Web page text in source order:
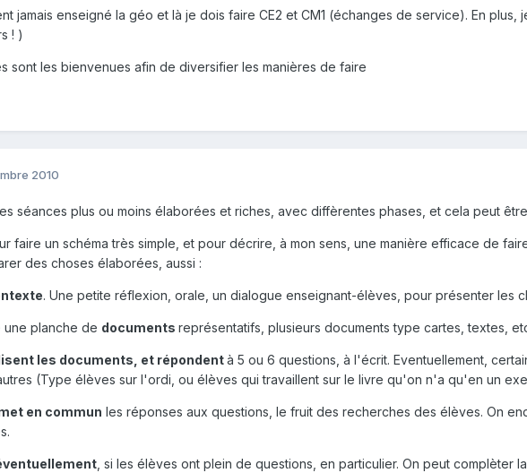
jamais enseigné la géo et là je dois faire CE2 et CM1 (échanges de service). En
! )
sont les bienvenues afin de diversifier les manières de faire
2010
séances plus ou moins élaborées et riches, avec diffèrentes phases, et cela peut
faire un schéma très simple, et pour décrire, à mon sens, une manière efficace de
des choses élaborées, aussi :
. Une petite réflexion, orale, un dialogue enseignant-élèves, pour présenter les
planche de documents représentatifs, plusieurs documents type cartes, textes,
les documents, et répondentà 5 ou 6 questions, à l'écrit. Eventuellement,
(Type élèves sur l'ordi, ou élèves qui travaillent sur le livre qu'on n'a qu'en un
en commun les réponses aux questions, le fruit des recherches des élèves. On
, si les élèves ont plein de questions, en particulier. On peut